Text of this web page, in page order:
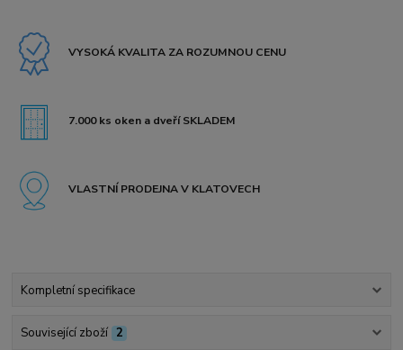
VYSOKÁ KVALITA ZA ROZUMNOU CENU
7.000 ks oken a dveří SKLADEM
VLASTNÍ PRODEJNA V KLATOVECH
Kompletní specifikace
Související zboží 2